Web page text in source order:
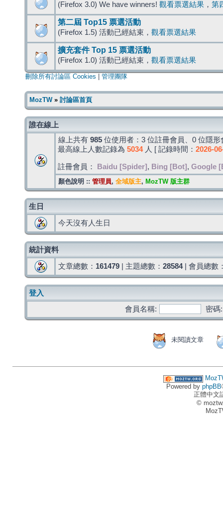
(Firefox 3.0) We have winners! 觀看票選結果 ， 第
第二屆 Top15 票選活動
(Firefox 1.5) 活動已經結束， 觀看票選結果
擴充套件 Top 15 票選活動
(Firefox 1.0) 活動已經結束， 觀看票選結果
刪除所有討論區 Cookies 管理團隊
MozTW» 討論區首頁
誰在線上
線上共有 985 位使用者：3 位註冊會員、0 位隱
最高線上人數記錄為 5034人 [ 記錄時間： 2026-
註冊會員： Baidu [Spider] , Bing [Bot] , Google
顏色說明 :: 管理員, 全域版主, MozTW 版主群
生日
今天沒有人生日
統計資料
文章總數： 161479 | 主題總數： 28584| 會員總數
登入
會員名稱:
密碼:
未閱讀文章
Powered by phpBB
正體中文
©